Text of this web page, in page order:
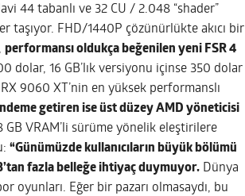
44 tabanlı ve 32 CU / 2.048 “shader”
taşıyor. FHD/1440P çözünürlükte akıcı bir
performansı oldukça beğenilen yeni FSR 4
dolar, 16 GB’lık versiyonu içinse 350 dolar
9060 XT’nin en yüksek performanslı
getiren ise üst düzey AMD yöneticisi
GB VRAM’li sürüme yönelik eleştirilere
“Günümüzde kullanıcıların büyük bölümü
fazla belleğe ihtiyaç duymuyor. Dünya
oyunları. Eğer bir pazarı olmasaydı, bu